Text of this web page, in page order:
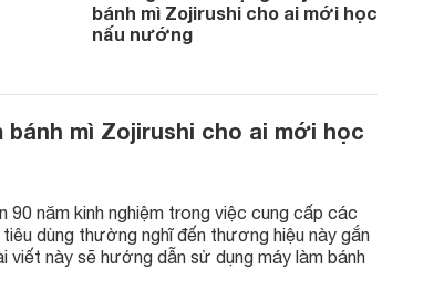
bánh mì Zojirushi cho ai mới học
nấu nướng
mì Zojirushi cho ai mới học
năm kinh nghiệm trong việc cung cấp các
dùng thường nghĩ đến thương hiệu này gắn
viết này sẽ hướng dẫn sử dụng máy làm bánh